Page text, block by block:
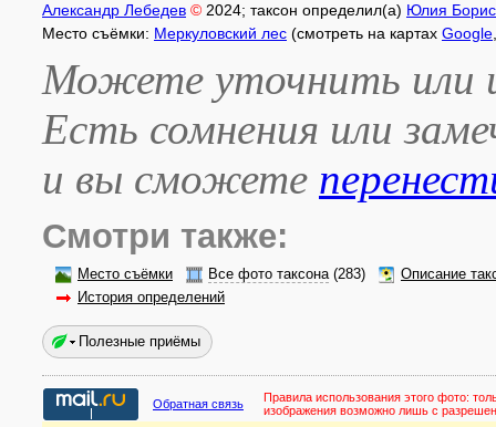
Александр Лебедев © 2024; таксон определил(а) Юлия
Место съёмки: Меркуловский лес (смотреть на картах Google
Можете уточнить или
Есть сомнения или
и вы сможете
Смотри также:
Место съёмки Все фото таксона(283)
Описание
История определений
Полезные приёмы
Обратная связь Правила использования этого фото:
изображения возможно лишь с